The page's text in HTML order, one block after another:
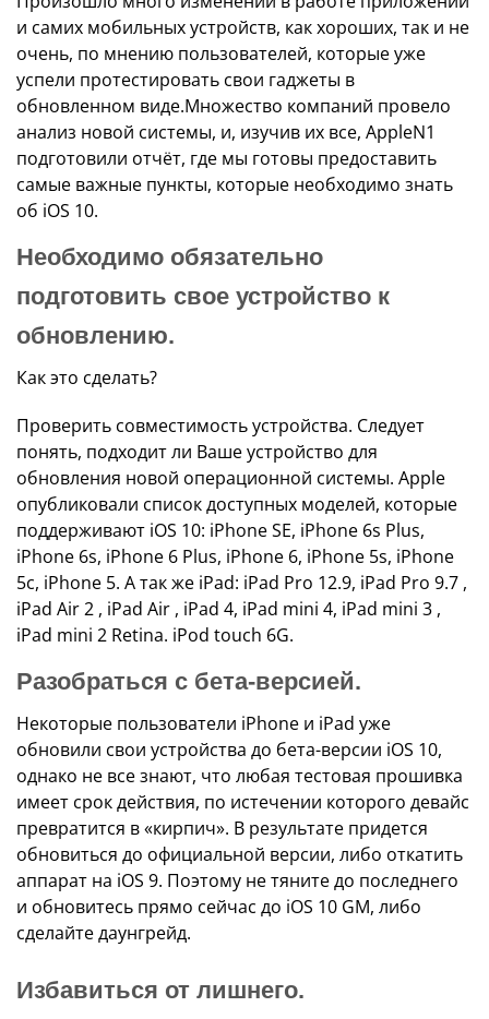
и самих мобильных устройств, как хороших, так и не
очень, по мнению пользователей, которые уже
успели протестировать свои гаджеты в
обновленном виде.Множество компаний провело
анализ новой системы, и, изучив их все, AppleN1
подготовили отчёт, где мы готовы предоставить
самые важные пункты, которые необходимо знать
об iOS 10.
Необходимо обязательно
подготовить свое устройство к
обновлению.
Как это сделать?
Проверить совместимость устройства. Следует
понять, подходит ли Ваше устройство для
обновления новой операционной системы. Apple
опубликовали список доступных моделей, которые
поддерживают iOS 10: iPhone SE, iPhone 6s Plus,
iPhone 6s, iPhone 6 Plus, iPhone 6, iPhone 5s, iPhone
5c, iPhone 5. А так же iPad: iPad Pro 12.9, iPad Pro 9.7 ,
iPad Air 2 , iPad Air , iPad 4, iPad mini 4, iPad mini 3 ,
iPad mini 2 Retina. iPod touch 6G.
Разобраться с бета-версией.
Некоторые пользователи iPhone и iPad уже
обновили свои устройства до бета-версии iOS 10,
однако не все знают, что любая тестовая прошивка
имеет срок действия, по истечении которого девайс
превратится в «кирпич». В результате придется
обновиться до официальной версии, либо откатить
аппарат на iOS 9. Поэтому не тяните до последнего
и обновитесь прямо сейчас до iOS 10 GM, либо
сделайте даунгрейд.
Избавиться от лишнего.